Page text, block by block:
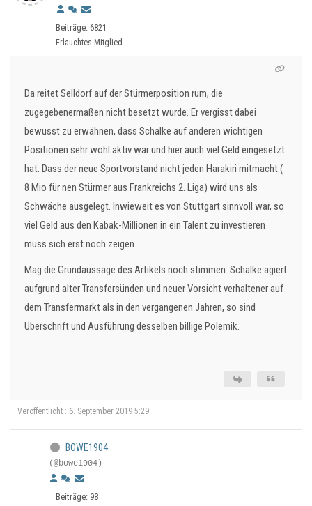
Beiträge: 6821
Erlauchtes Mitglied
Da reitet Selldorf auf der Stürmerposition rum, die
zugegebenermaßen nicht besetzt wurde. Er vergisst dabei
bewusst zu erwähnen, dass Schalke auf anderen wichtigen
Positionen sehr wohl aktiv war und hier auch viel Geld eingesetzt
hat. Dass der neue Sportvorstand nicht jeden Harakiri mitmacht (
8 Mio für nen Stürmer aus Frankreichs 2. Liga) wird uns als
Schwäche ausgelegt. Inwieweit es von Stuttgart sinnvoll war, so
viel Geld aus den Kabak-Millionen in ein Talent zu investieren
muss sich erst noch zeigen.
Mag die Grundaussage des Artikels noch stimmen: Schalke agiert
aufgrund alter Transfersünden und neuer Vorsicht verhaltener auf
dem Transfermarkt als in den vergangenen Jahren, so sind
Überschrift und Ausführung desselben billige Polemik.
Veröffentlicht : 6. September 2019 5:29
BOWE1904
(@bowe1904)
Beiträge: 98